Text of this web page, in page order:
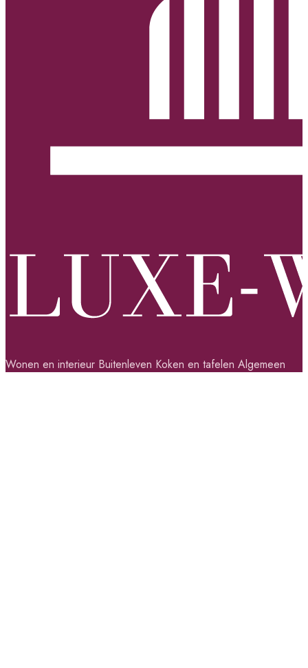
Wonen en interieur Buitenleven Koken en tafelen Algemeen